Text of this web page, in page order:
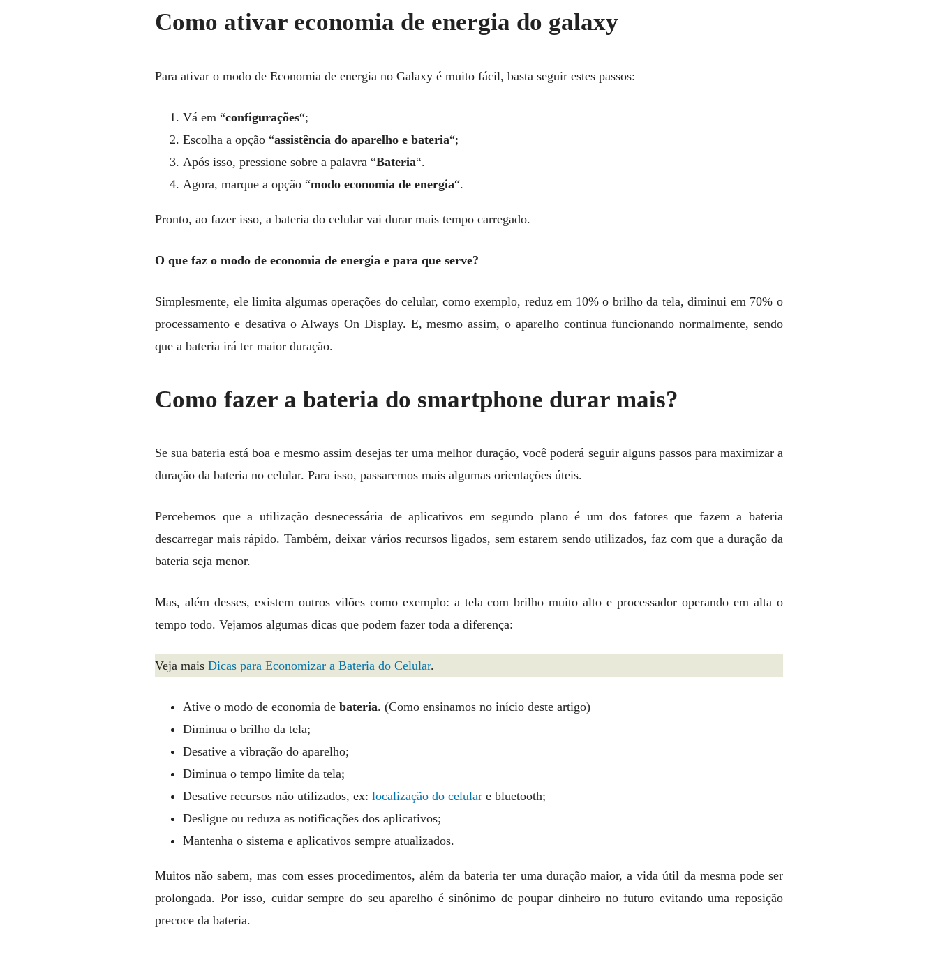
Como ativar economia de energia do galaxy
Para ativar o modo de Economia de energia no Galaxy é muito fácil, basta seguir estes passos:
Vá em “configurações“;
Escolha a opção “assistência do aparelho e bateria“;
Após isso, pressione sobre a palavra “Bateria“.
Agora, marque a opção “modo economia de energia“.
Pronto, ao fazer isso, a bateria do celular vai durar mais tempo carregado.
O que faz o modo de economia de energia e para que serve?
Simplesmente, ele limita algumas operações do celular, como exemplo, reduz em 10% o brilho da tela, diminui em 70% o
processamento e desativa o Always On Display. E, mesmo assim, o aparelho continua funcionando normalmente, sendo
que a bateria irá ter maior duração.
Como fazer a bateria do smartphone durar mais?
Se sua bateria está boa e mesmo assim desejas ter uma melhor duração, você poderá seguir alguns passos para maximizar a
duração da bateria no celular. Para isso, passaremos mais algumas orientações úteis.
Percebemos que a utilização desnecessária de aplicativos em segundo plano é um dos fatores que fazem a bateria
descarregar mais rápido. Também, deixar vários recursos ligados, sem estarem sendo utilizados, faz com que a duração da
bateria seja menor.
Mas, além desses, existem outros vilões como exemplo: a tela com brilho muito alto e processador operando em alta o
tempo todo. Vejamos algumas dicas que podem fazer toda a diferença:
Veja mais Dicas para Economizar a Bateria do Celular.
Ative o modo de economia de bateria. (Como ensinamos no início deste artigo)
Diminua o brilho da tela;
Desative a vibração do aparelho;
Diminua o tempo limite da tela;
Desative recursos não utilizados, ex: localização do celular e bluetooth;
Desligue ou reduza as notificações dos aplicativos;
Mantenha o sistema e aplicativos sempre atualizados.
Muitos não sabem, mas com esses procedimentos, além da bateria ter uma duração maior, a vida útil da mesma pode ser
prolongada. Por isso, cuidar sempre do seu aparelho é sinônimo de poupar dinheiro no futuro evitando uma reposição
precoce da bateria.